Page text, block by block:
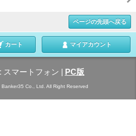
ページの先頭へ戻る
カート マイアカウント
スマートフォン PC版
Co., Ltd. All Right Reserved